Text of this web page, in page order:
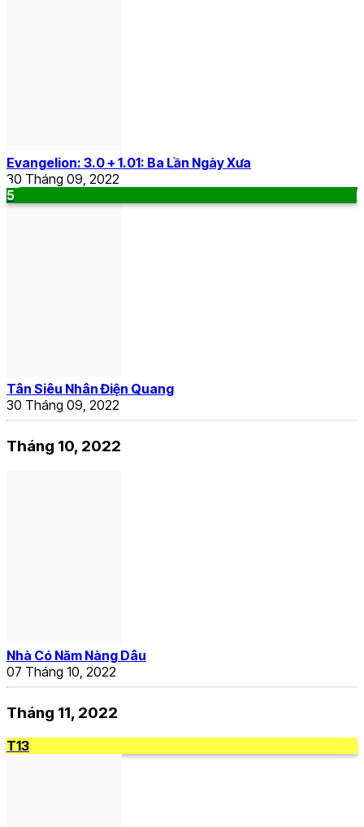
Evangelion: 3.0 + 1.01: Ba Lần Ngày Xưa
30 Tháng 09, 2022
5
Tân Siêu Nhân Điện Quang
30 Tháng 09, 2022
Tháng 10, 2022
Nhà Có Năm Nàng Dâu
07 Tháng 10, 2022
Tháng 11, 2022
T13